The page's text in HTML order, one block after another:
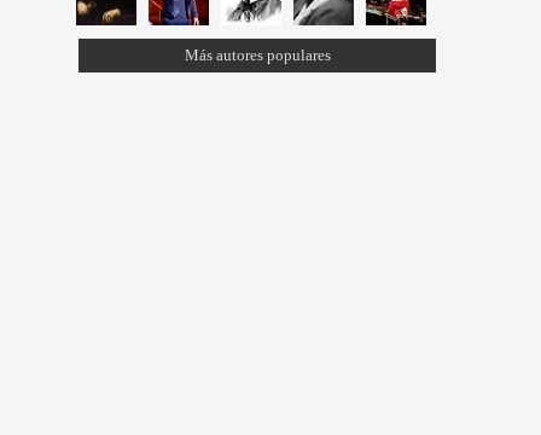
Más autores populares